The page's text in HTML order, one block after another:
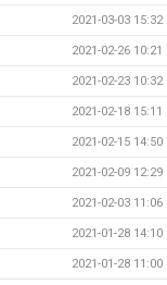
2021-03-03 15:32
2021-02-26 10:21
2021-02-23 10:32
2021-02-18 15:11
2021-02-15 14:50
2021-02-09 12:29
2021-02-03 11:06
2021-01-28 14:10
2021-01-28 11:00